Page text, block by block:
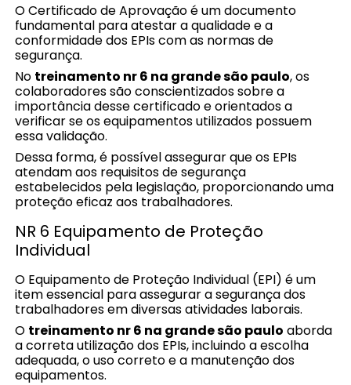
O Certificado de Aprovação é um documento
fundamental para atestar a qualidade e a
conformidade dos EPIs com as normas de
segurança.
No treinamento nr 6 na grande são paulo, os
colaboradores são conscientizados sobre a
importância desse certificado e orientados a
verificar se os equipamentos utilizados possuem
essa validação.
Dessa forma, é possível assegurar que os EPIs
atendam aos requisitos de segurança
estabelecidos pela legislação, proporcionando uma
proteção eficaz aos trabalhadores.
NR 6 Equipamento de Proteção
Individual
O Equipamento de Proteção Individual (EPI) é um
item essencial para assegurar a segurança dos
trabalhadores em diversas atividades laborais.
O treinamento nr 6 na grande são paulo aborda
a correta utilização dos EPIs, incluindo a escolha
adequada, o uso correto e a manutenção dos
equipamentos.